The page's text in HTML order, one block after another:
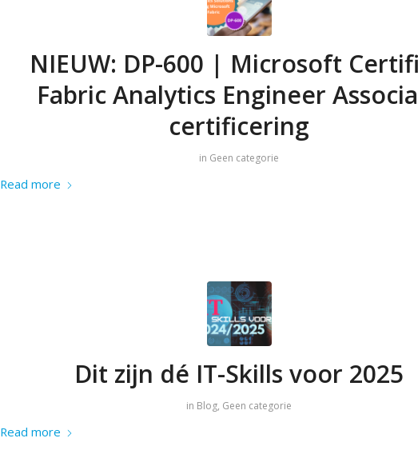
NIEUW: DP-600 | Microsoft
Fabric Analytics Engineer
certificering
in Geen categorie
Read more
Dit zijn dé IT-Skills voor 2025
in Blog, Geen categorie
Read more